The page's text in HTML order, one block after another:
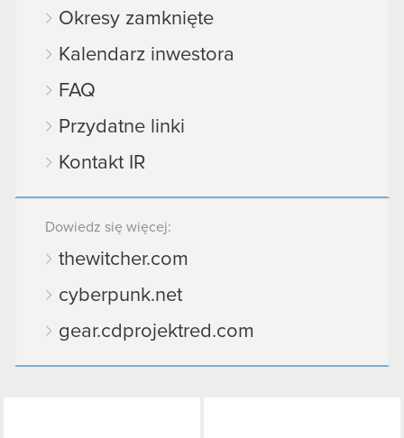
korzystanie z naszej witryny, zgadasz się na
używanie plików cookie.
Okresy zamknięte
Kalendarz inwestora
FAQ
Przydatne linki
Kontakt IR
Dowiedz się więcej:
thewitcher.com
cyberpunk.net
gear.cdprojektred.com